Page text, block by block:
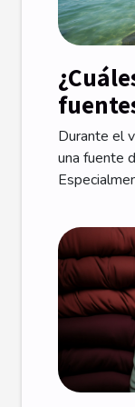
Durante el
una fuente